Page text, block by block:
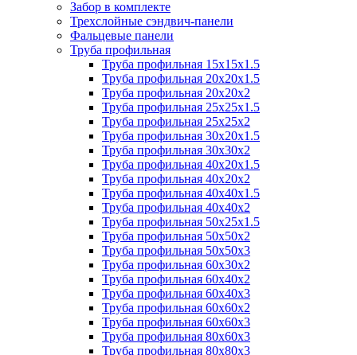
Забор в комплекте
Трехслойные сэндвич-панели
Фальцевые панели
Труба профильная
Труба профильная 15х15х1.5
Труба профильная 20х20х1.5
Труба профильная 20х20х2
Труба профильная 25х25х1.5
Труба профильная 25х25х2
Труба профильная 30х20х1.5
Труба профильная 30х30х2
Труба профильная 40х20х1.5
Труба профильная 40х20х2
Труба профильная 40х40х1.5
Труба профильная 40х40х2
Труба профильная 50х25х1.5
Труба профильная 50х50х2
Труба профильная 50х50х3
Труба профильная 60х30х2
Труба профильная 60х40х2
Труба профильная 60х40х3
Труба профильная 60х60х2
Труба профильная 60х60х3
Труба профильная 80х60х3
Труба профильная 80х80х3